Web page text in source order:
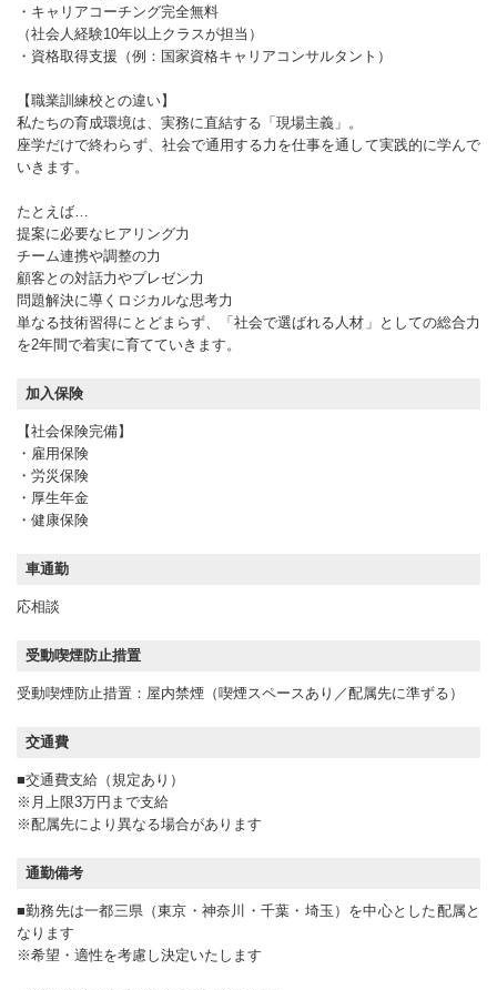
・キャリアコーチング完全無料
（社会人経験10年以上クラスが担当）
・資格取得支援（例：国家資格キャリアコンサルタント）
【職業訓練校との違い】
私たちの育成環境は、実務に直結する「現場主義」。
座学だけで終わらず、社会で通用する力を仕事を通して実践的に学んで
いきます。
たとえば…
提案に必要なヒアリング力
チーム連携や調整の力
顧客との対話力やプレゼン力
問題解決に導くロジカルな思考力
単なる技術習得にとどまらず、「社会で選ばれる人材」としての総合力
を2年間で着実に育てていきます。
加入保険
【社会保険完備】
・雇用保険
・労災保険
・厚生年金
・健康保険
車通勤
応相談
受動喫煙防止措置
受動喫煙防止措置：屋内禁煙（喫煙スペースあり／配属先に準ずる）
交通費
■交通費支給（規定あり）
※月上限3万円まで支給
※配属先により異なる場合があります
通勤備考
■勤務先は一都三県（東京・神奈川・千葉・埼玉）を中心とした配属と
なります
※希望・適性を考慮し決定いたします